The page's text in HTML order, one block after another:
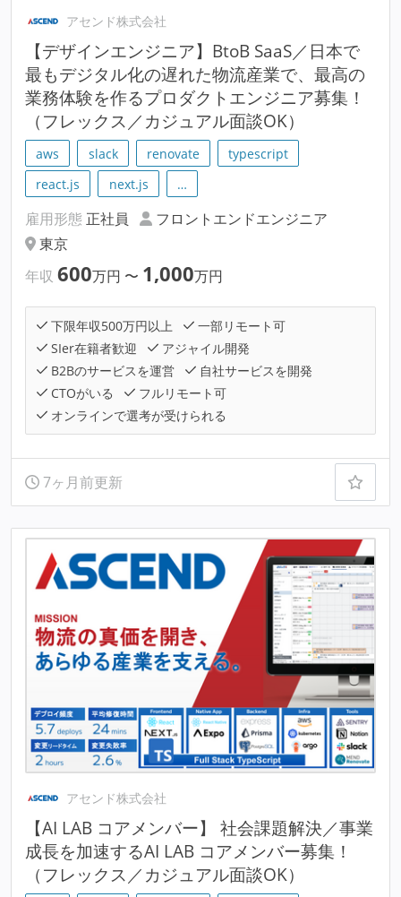
アセンド株式会社
【デザインエンジニア】BtoB SaaS／日本で
最もデジタル化の遅れた物流産業で、最高の
業務体験を作るプロダクトエンジニア募集！
（フレックス／カジュアル面談OK）
aws slack renovate
typescript
react.js
next.js …
雇用形態 正社員
フロントエンドエンジニア
東京
年収 600万円 〜 1,000万円
下限年収500万円以上
一部リモート可
SIer在籍者歓迎
アジャイル開発
B2Bのサービスを運営
自社サービスを開発
CTOがいる
フルリモート可
オンラインで選考が受けられる
7ヶ月前更新
アセンド株式会社
【AI LAB コアメンバー】 社会課題解決／事業
成長を加速するAI LAB コアメンバー募集！
（フレックス／カジュアル面談OK）